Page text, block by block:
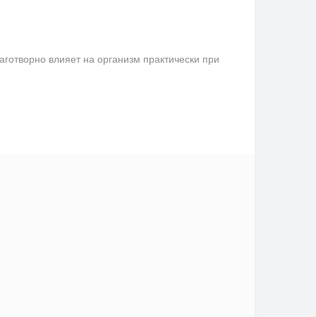
влияет на организм практически при